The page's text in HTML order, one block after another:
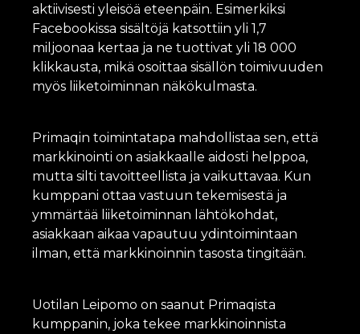
aktiivisesti yleisöä eteenpäin. Esimerkiksi
Facebookissa sisältöjä katsottiin yli 1,7
miljoonaa kertaa ja ne tuottivat yli 18 000
klikkausta, mikä osoittaa sisällön toimivuuden
myös liiketoiminnan näkökulmasta.
Primaqin toimintatapa mahdollistaa sen, että
markkinointi on asiakkaalle aidosti helppoa,
mutta silti tavoitteellista ja vaikuttavaa. Kun
kumppani ottaa vastuun tekemisestä ja
ymmärtää liiketoiminnan lähtökohdat,
asiakkaan aikaa vapautuu ydintoimintaan
ilman, että markkinoinnin tasosta tingitään.
Uotilan Leipomo on saanut Primaqista
kumppanin, joka tekee markkinoinnista